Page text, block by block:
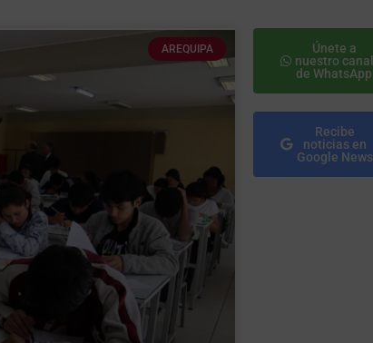
AREQUIPA
Únete a
nuestro canal
de WhatsApp
Recibe
noticias en
Google News